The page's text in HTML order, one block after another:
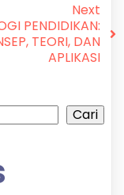
Next
PENDIDIKAN:
TEORI, DAN
APLIKASI
Cari